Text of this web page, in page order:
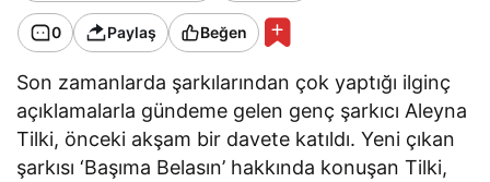
0 Paylaş Beğen
Son zamanlarda şarkılarından çok yaptığı ilginç
açıklamalarla gündeme gelen genç şarkıcı Aleyna
Tilki, önceki akşam bir davete katıldı. Yeni çıkan
şarkısı ‘Başıma Belasın’ hakkında konuşan Tilki,